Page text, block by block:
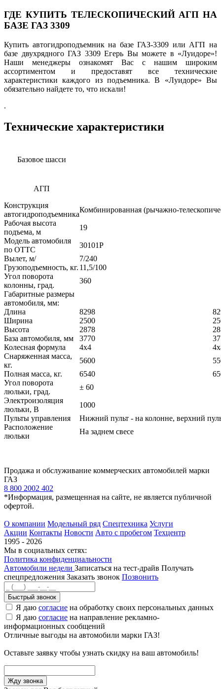
ГДЕ КУПИТЬ ТЕЛЕСКОПИЧЕСКИЙ АГП НА
БАЗЕ ГАЗ 3309
Купить автогидроподъемник на базе ГАЗ-3309 или АГП на
базе двухрядного ГАЗ 3309 Егерь Вы можете в «Луидоре»!
Наши менеджеры ознакомят Вас с нашим широким
ассортиментом и предоставят все технические
характеристики каждого из подъемника. В «Луидоре» Вы
обязательно найдете то, что искали!
.
Технические характеристики
Базовое шасси
АГП
Конструкция
автогидроподъемника
Комбинированная (рычажно-
Рабочая высота
подъема, м
19
Модель автомобиля
по ОТТС
30101P
Вылет, м/
Грузоподъемность, кг. 11,5/100
Угол поворота
колонны, град.
360
Габаритные размеры
автомобиля, мм:
Длина
8298
Ширина
2500
Высота
2878
База автомобиля, мм
3770
Колесная формула
4х4
Снаряженная масса,
кг.
5600
Полная масса, кг.
6540
Угол поворота
люльки, град.
± 60
Электроизоляция
люльки, В
1000
Пульты управления
Нижний пульт - на колонне, верхний
Расположение
люльки
На заднем свесе
Продажа и обслуживание коммерческих автомобилей марки
ГАЗ
8 800 2002 402
*Информация, размещенная на сайте, не является публичной
офертой.
О компании Модельный ряд Спецтехника Услуги
Акции Контакты Новости Авто с пробегом Техцентр
1995 - 2026
Мы в социальных сетях:
Политика конфиденциальности
Автомобили недели Записаться на тест-драйв Получать
спецпредложения Заказать звонок Позвонить
Быстрый звонок
Я даю согласие на обработку своих персональных данных
Я даю согласие на направление рекламно-
информационных сообщений
Отличные выгоды на автомобили марки ГАЗ!
Оставьте заявку чтобы узнать скидку на ваш автомобиль!